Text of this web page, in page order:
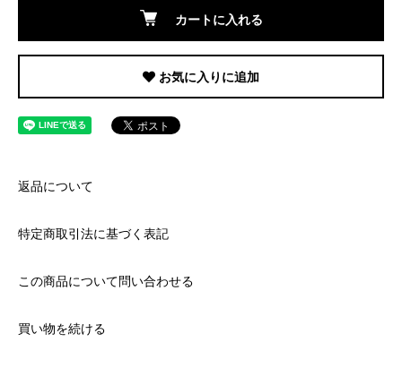
カートに入れる
お気に入りに追加
返品について
特定商取引法に基づく表記
この商品について問い合わせる
買い物を続ける